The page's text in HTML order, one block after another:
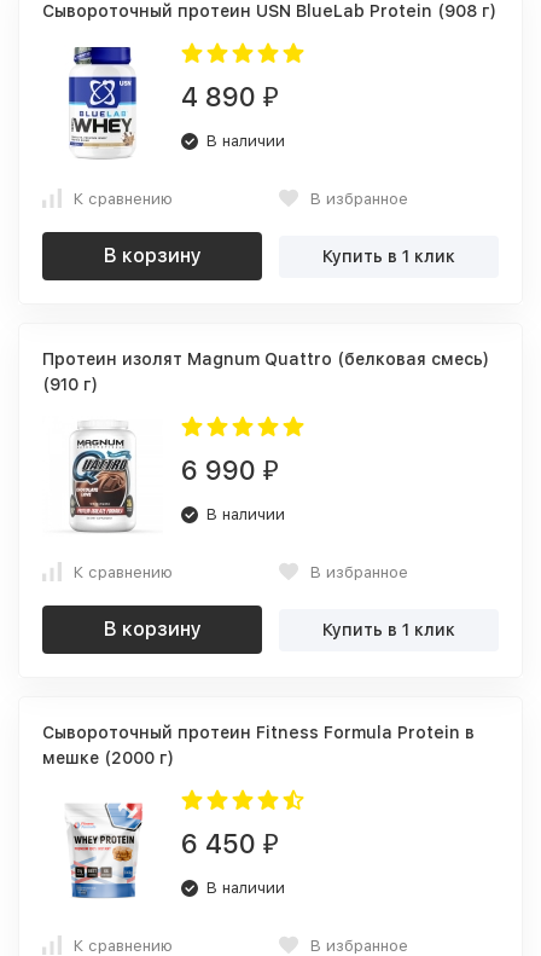
Сывороточный протеин USN BlueLab Protein (908 г)
4 890 ₽
В наличии
К сравнению В избранное
В корзину Купить в 1 клик
Протеин изолят Magnum Quattro (белковая смесь)
(910 г)
6 990 ₽
В наличии
К сравнению В избранное
В корзину Купить в 1 клик
Сывороточный протеин Fitness Formula Protein в
мешке (2000 г)
6 450 ₽
В наличии
К сравнению В избранное